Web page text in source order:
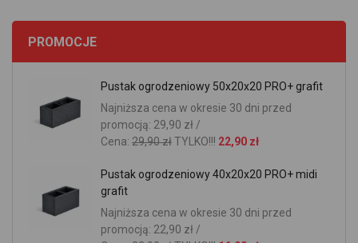
PROMOCJE
Pustak ogrodzeniowy 50x20x20 PRO+ grafit
Najniższa cena w okresie 30 dni przed
promocją: 29,90 zł /
Cena: 29,90 złTYLKO!!! 22,90 zł
Pustak ogrodzeniowy 40x20x20 PRO+ midi
grafit
Najniższa cena w okresie 30 dni przed
promocją: 22,90 zł /